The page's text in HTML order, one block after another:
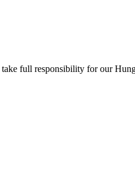
full responsibility for our